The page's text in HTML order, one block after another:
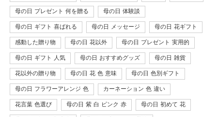
母の日 プレゼント 何を贈る 母の日 体験談
母の日 ギフト 喜ばれる 母の日 メッセージ 母の日 花ギフト
感動した贈り物 母の日 花以外 母の日 プレゼント 実用的
母の日 ギフト 人気 母の日 おすすめグッズ 母の日 雑貨
花以外の贈り物 母の日 花 色 意味 母の日 色別ギフト
母の日 フラワーアレンジ 色 カーネーション 色 違い
花言葉 色選び 母の日 紫 白 ピンク 赤 母の日 初めて 花